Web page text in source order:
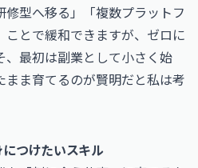
型へ移る」「複数プラットフ
ことで緩和できますが、ゼロに
最初は副業として小さく始
ま育てるのが賢明だと私は考
つけたいスキル